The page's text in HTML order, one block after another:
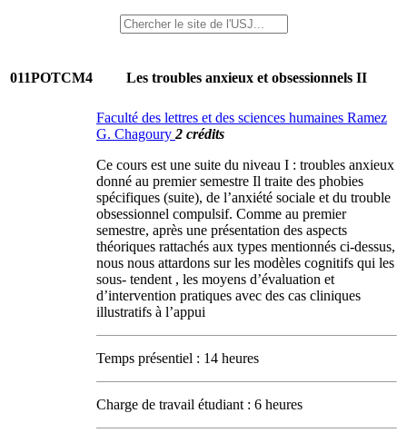
011POTCM4 Les troubles anxieux et obsessionnels II
Faculté des lettres et des sciences humaines Ramez
G. Chagoury 2 crédits
Ce cours est une suite du niveau I : troubles anxieux
donné au premier semestre Il traite des phobies
spécifiques (suite), de l’anxiété sociale et du trouble
obsessionnel compulsif. Comme au premier
semestre, après une présentation des aspects
théoriques rattachés aux types mentionnés ci-dessus,
nous nous attardons sur les modèles cognitifs qui les
sous- tendent , les moyens d’évaluation et
d’intervention pratiques avec des cas cliniques
illustratifs à l’appui
Temps présentiel : 14 heures
Charge de travail étudiant : 6 heures